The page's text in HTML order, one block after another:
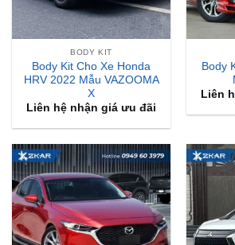
BODY KIT
Body Kit Cho Xe Honda
HRV 2022 Mẫu VAZOOMA
X
Liên hệ nhận giá ưu đãi
Body
Liên